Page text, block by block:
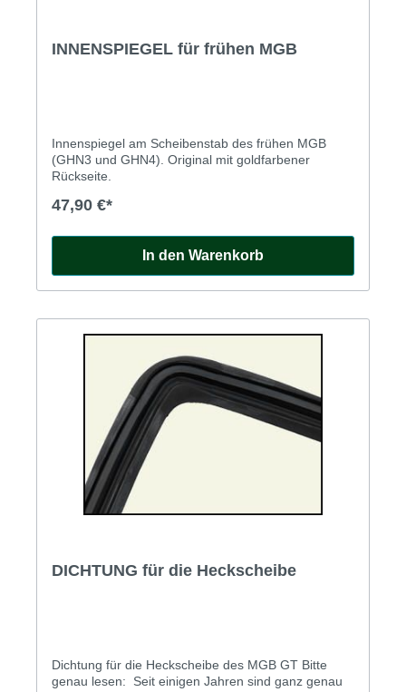
INNENSPIEGEL für frühen MGB
Innenspiegel am Scheibenstab des frühen MGB
(GHN3 und GHN4). Original mit goldfarbener
Rückseite.
47,90 €*
In den Warenkorb
DICHTUNG für die Heckscheibe
Dichtung für die Heckscheibe des MGB GT Bitte
genau lesen: Seit einigen Jahren sind ganz genau